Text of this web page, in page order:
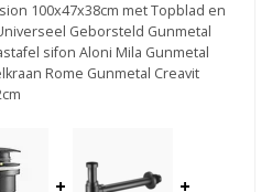
100x47x38cm met Topblad en
Geborsteld Gunmetal
sifon Aloni Mila Gunmetal
Rome Gunmetal Creavit
+ +